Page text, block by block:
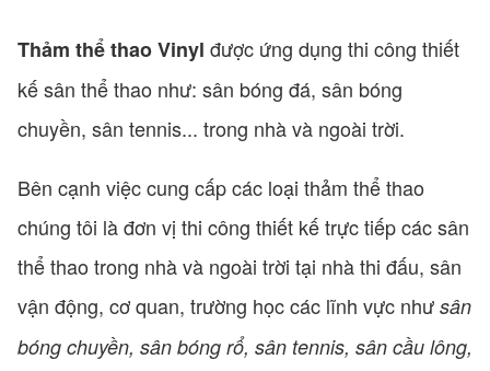
Thảm thể thao Vinyl được ứng dụng thi công thiết
kế sân thể thao như: sân bóng đá, sân bóng
chuyền, sân tennis... trong nhà và ngoài trời.
Bên cạnh việc cung cấp các loại thảm thể thao
chúng tôi là đơn vị thi công thiết kế trực tiếp các sân
thể thao trong nhà và ngoài trời tại nhà thi đấu, sân
vận động, cơ quan, trường học các lĩnh vực như sân
bóng chuyền, sân bóng rổ, sân tennis, sân cầu lông,